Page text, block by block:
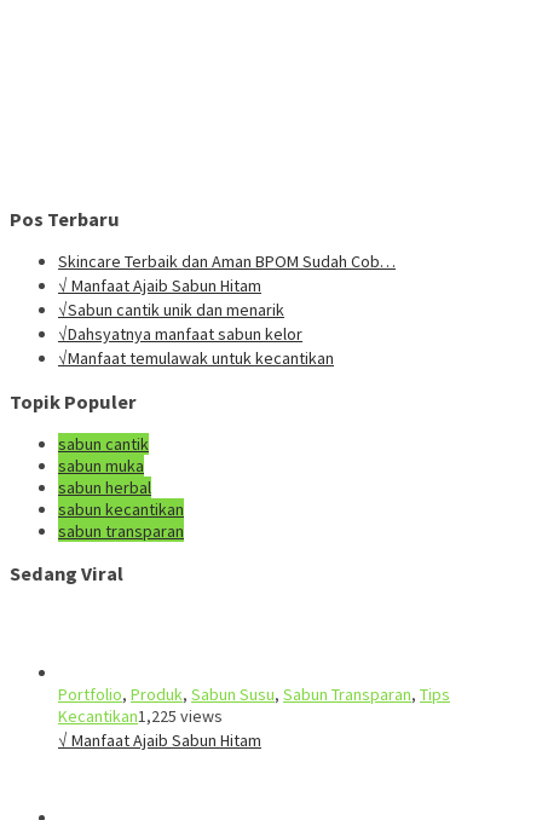
Pos Terbaru
Skincare Terbaik dan Aman BPOM Sudah Cob…
√ Manfaat Ajaib Sabun Hitam
√Sabun cantik unik dan menarik
√Dahsyatnya manfaat sabun kelor
√Manfaat temulawak untuk kecantikan
Topik Populer
sabun cantik
sabun muka
sabun herbal
sabun kecantikan
sabun transparan
Sedang Viral
Portfolio, Produk, Sabun Susu, Sabun Transparan, Tips
Kecantikan1,225 views
√ Manfaat Ajaib Sabun Hitam